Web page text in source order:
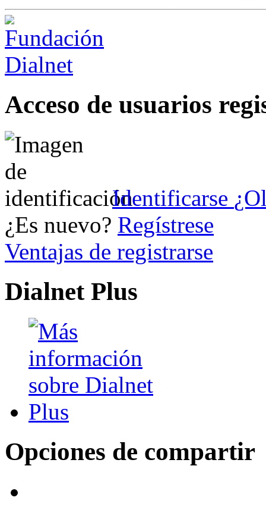
Acceso de usuarios
Identificarse
¿Es nuevo? Regístrese
Ventajas de registrarse
Dialnet Plus
Opciones de compartir